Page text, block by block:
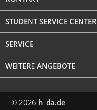
STUDENT SERVICE CENTER
SERVICE
WEITERE ANGEBOTE
© 2026 h_da.de